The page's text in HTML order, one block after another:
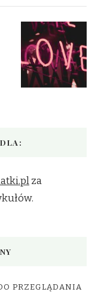
za
PRZEGLĄDANIA